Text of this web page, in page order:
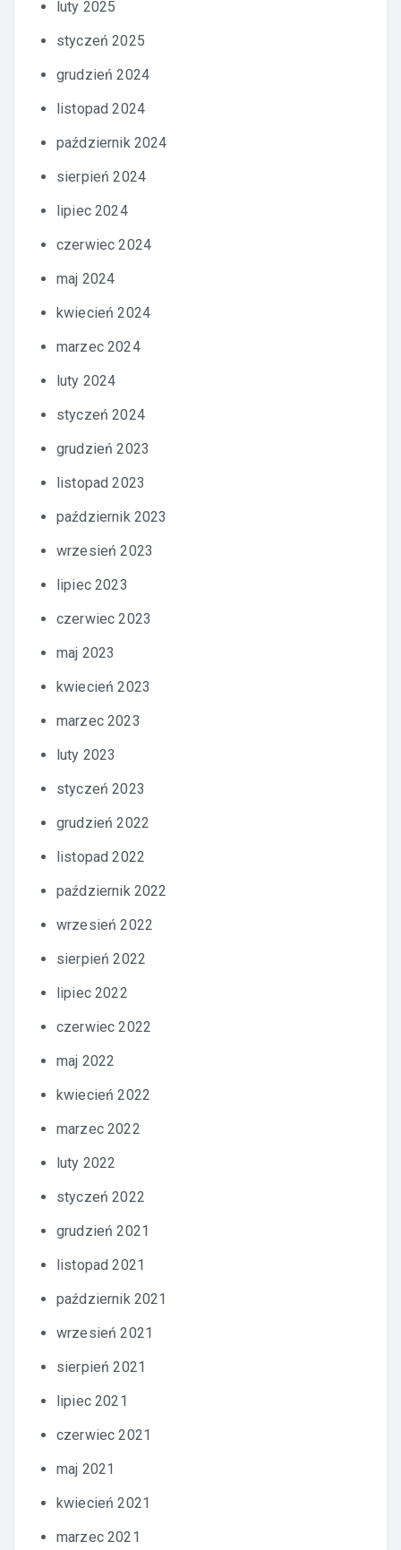
luty 2025
styczeń 2025
grudzień 2024
listopad 2024
październik 2024
sierpień 2024
lipiec 2024
czerwiec 2024
maj 2024
kwiecień 2024
marzec 2024
luty 2024
styczeń 2024
grudzień 2023
listopad 2023
październik 2023
wrzesień 2023
lipiec 2023
czerwiec 2023
maj 2023
kwiecień 2023
marzec 2023
luty 2023
styczeń 2023
grudzień 2022
listopad 2022
październik 2022
wrzesień 2022
sierpień 2022
lipiec 2022
czerwiec 2022
maj 2022
kwiecień 2022
marzec 2022
luty 2022
styczeń 2022
grudzień 2021
listopad 2021
październik 2021
wrzesień 2021
sierpień 2021
lipiec 2021
czerwiec 2021
maj 2021
kwiecień 2021
marzec 2021